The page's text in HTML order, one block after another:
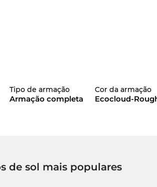
Tipo de armação
Armação completa
Cor da armação
Ecocloud-
de sol mais populares